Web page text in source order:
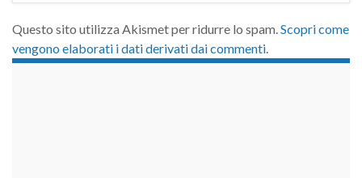
Questo sito utilizza Akismet per ridurre lo spam.Scopri come
vengono elaborati i dati derivati dai commenti.